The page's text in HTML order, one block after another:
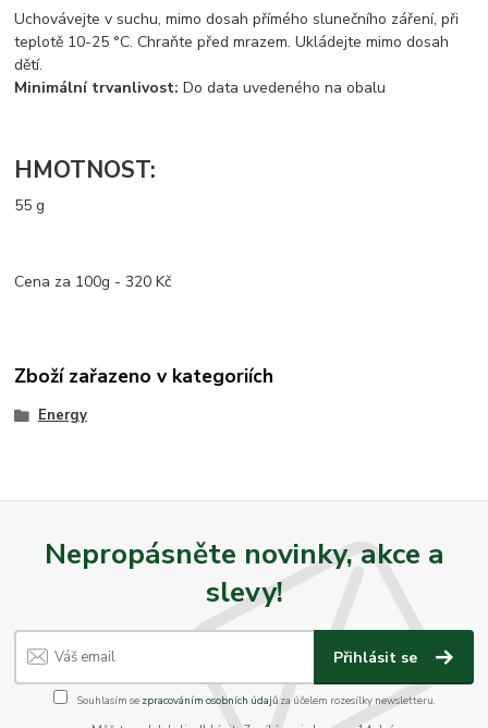
Uchovávejte v suchu, mimo dosah přímého slunečního záření, při
teplotě 10-25 °C. Chraňte před mrazem. Ukládejte mimo dosah
dětí.
Minimální trvanlivost: Do data uvedeného na obalu
HMOTNOST:
55 g
Cena za 100g - 320 Kč
Zboží zařazeno v kategoriích
Energy
Nepropásněte novinky, akce a
slevy!
Přihlásit se
Souhlasím se zpracováním osobních údajůza účelem rozesílky newsletteru.